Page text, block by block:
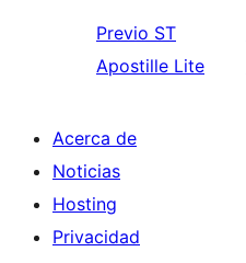
Previo ST
Apostille Lite
Acerca de
Noticias
Hosting
Privacidad